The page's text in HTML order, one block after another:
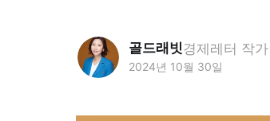
골드래빗경제레터 작가
2024년 10월 30일